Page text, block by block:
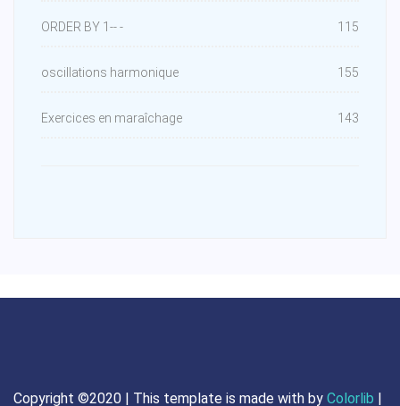
ORDER BY 1-- - 115
oscillations harmonique 155
Exercices en maraîchage 143
Copyright ©2020 | This template is made with by Colorlib |